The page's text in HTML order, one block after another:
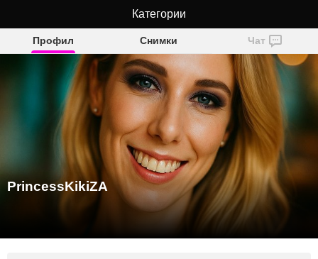
PrincessKikiZA
Профил Снимки Чат
PrincessKikiZA
Категории